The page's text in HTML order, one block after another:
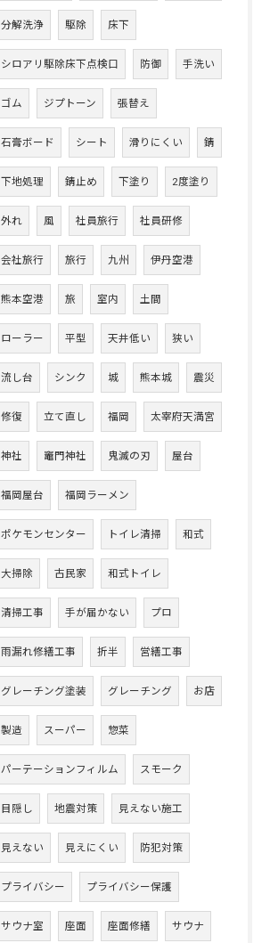
分解洗浄 駆除 床下
シロアリ駆除床下点検口 防御 手洗い
ゴム ジプトーン 張替え
石膏ボード シート 滑りにくい 錆
下地処理 錆止め 下塗り 2度塗り
外れ 風 社員旅行 社員研修
会社旅行 旅行 九州 伊丹空港
熊本空港 旅 室内 土間
ローラー 平型 天井低い 狭い
流し台 シンク 城 熊本城 震災
修復 立て直し 福岡 太宰府天満宮
神社 竈門神社 鬼滅の刃 屋台
福岡屋台 福岡ラーメン
ポケモンセンター トイレ清掃 和式
大掃除 古民家 和式トイレ
清掃工事 手が届かない プロ
雨漏れ修繕工事 折半 営繕工事
グレーチング塗装 グレーチング お店
製造 スーパー 惣菜
パーテーションフィルム スモーク
目隠し 地震対策 見えない施工
見えない 見えにくい 防犯対策
プライバシー プライバシー保護
サウナ室 座面 座面修繕 サウナ